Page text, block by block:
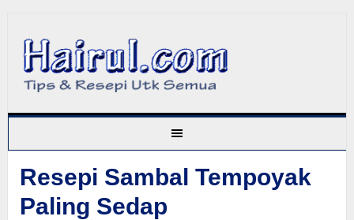
Resepi Sambal Tempoyak
Paling Sedap